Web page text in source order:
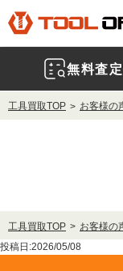
無料査定
工具買取TOP お客様の
工具買取TOP お客様の
投稿日:2026/05/08